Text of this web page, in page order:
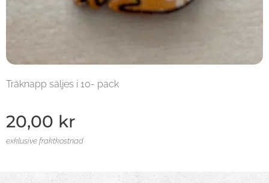
Träknapp säljes i 10- pack
20,00 kr
exklusive fraktkostnad